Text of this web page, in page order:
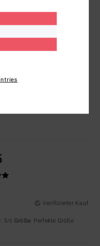
Stil mögen, ist es
Verifizierter Kauf
: 5/5 Größe: Perfekte Größe